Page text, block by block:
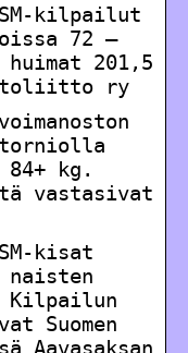
kilpailut
72 –
201,5
ry
kg.
vastasivat
kisat
Kilpailun
Suomen
Aavasaksan